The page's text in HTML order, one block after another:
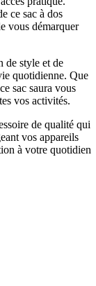
ce sac à dos
vous démarquer
de style et de
quotidienne. Que
sac saura vous
vos activités.
de qualité qui
vos appareils
à votre quotidien